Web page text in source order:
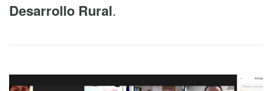
Desarrollo Rural.